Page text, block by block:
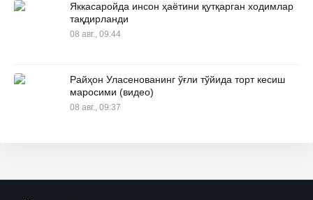
Яккасаройда инсон ҳаётини қутқарган ходимлар
тақдирланди
08 авг., 09:44
Райҳон Уласенованинг ўғли тўйида торт кесиш
маросими (видео)
08 авг., 09:37